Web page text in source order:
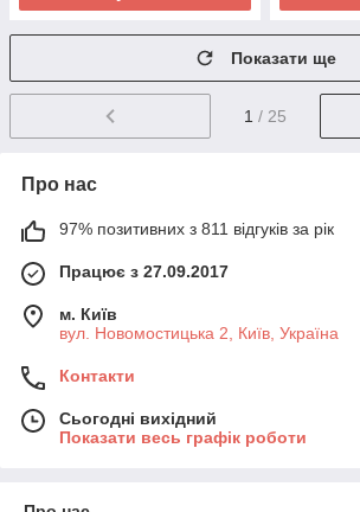
Показати ще
1 / 25
Про нас
97% позитивних з 811 відгуків за рік
Працює з 27.09.2017
м. Київ
вул. Новомостицька 2, Київ, Україна
Контакти
Сьогодні вихідний
Показати весь графік роботи